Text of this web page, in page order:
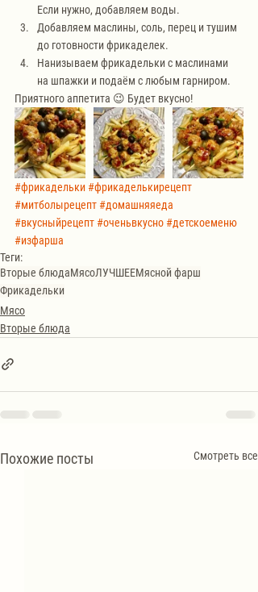
Если нужно, добавляем воды.
Добавляем маслины, соль, перец и тушим
до готовности фрикаделек.
Нанизываем фрикадельки с маслинами
на шпажки и подаём с любым гарниром.
Приятного аппетита 😉 Будет вкусно!
#фрикадельки#фрикаделькирецепт
#митболырецепт#домашняяеда
#вкусныйрецепт#оченьвкусно#детскоеменю
#изфарша
Теги:
Вторые блюдаМясоЛУЧШЕЕМясной фарш
Фрикадельки
Мясо
Вторые блюда
Похожие посты Смотреть все